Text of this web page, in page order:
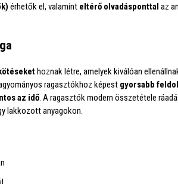
érhetők el, valamint eltérő olvadásponttal az
hoznak létre, amelyek kiválóan
ragasztókhoz képest gyorsabb
az idő . A ragasztók modern összetétele
lakkozott anyagokon.